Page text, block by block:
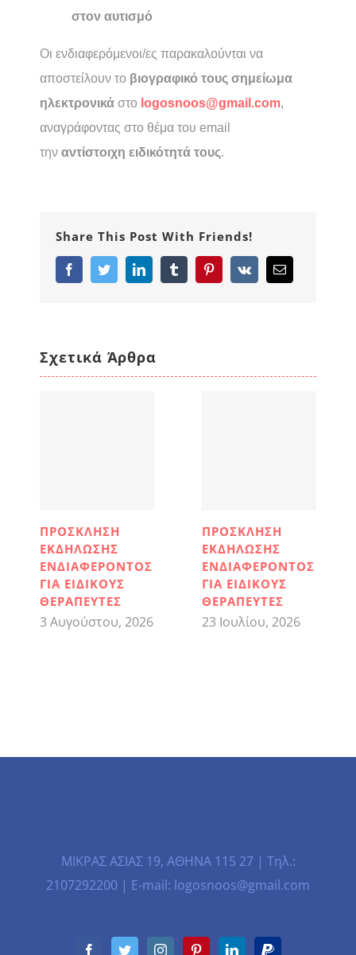
στον αυτισμό
Οι ενδιαφερόμενοι/ες παρακαλούνται να
αποστείλουν το βιογραφικό τους σημείωμα
ηλεκτρονικά στο logosnoos@gmail.com,
αναγράφοντας στο θέμα του email
την αντίστοιχη ειδικότητά τους.
Share This Post With Friends!
FacebookTwitterLinkedInTumblr PinterestVk Email
Σχετικά Άρθρα
ΠΡΟΣΚΛΗΣΗ
ΕΚΔΗΛΩΣΗΣ
ΕΝΔΙΑΦΕΡΟΝΤΟΣ
ΓΙΑ ΕΙΔΙΚΟΥΣ
ΘΕΡΑΠΕΥΤΕΣ
3 Αυγούστου, 2026
ΠΡΟΣΚΛΗΣΗ
ΕΚΔΗΛΩΣΗΣ
ΕΝΔΙΑΦΕΡΟΝΤΟΣ
ΓΙΑ ΕΙΔΙΚΟΥΣ
ΘΕΡΑΠΕΥΤΕΣ
23 Ιουλίου, 2026
ΜΙΚΡΑΣ ΑΣΙΑΣ 19, ΑΘΗΝΑ 115 27 | Τηλ.:
2107292200 | E-mail: logosnoos@gmail.com